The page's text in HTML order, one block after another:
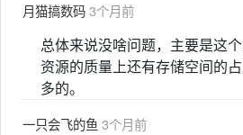
月猫搞数码3个月前
总体来说没啥问题，主要是这
资源的质量上还有存储空间的
多的。
一只会飞的鱼 3个月前